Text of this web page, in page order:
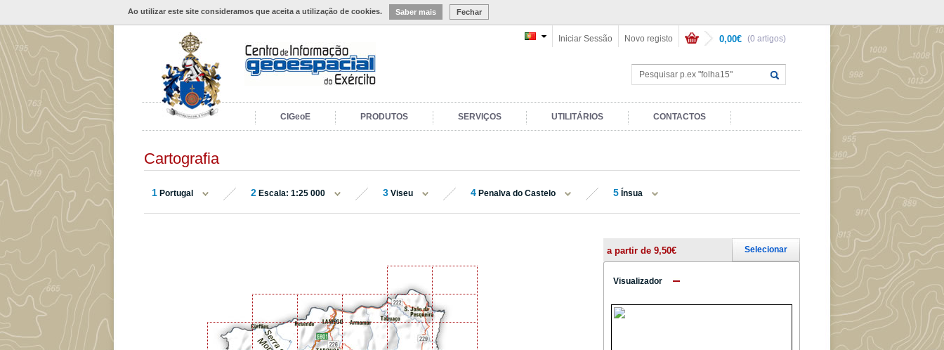
Ao utilizar este site consideramos que aceita a utilização de cookies. Saber mais Fechar
(0 artigos)
0,00€
Novo registo
Iniciar Sessão
CIGeoE PRODUTOS SERVIÇOS UTILITÁRIOS CONTACTOS
Cartografia
1 Portugal 2 Escala: 1:25 000 3 Viseu 4 Penalva do Castelo 5 Ínsua
a partir de 9,50€ Selecionar
Visualizador